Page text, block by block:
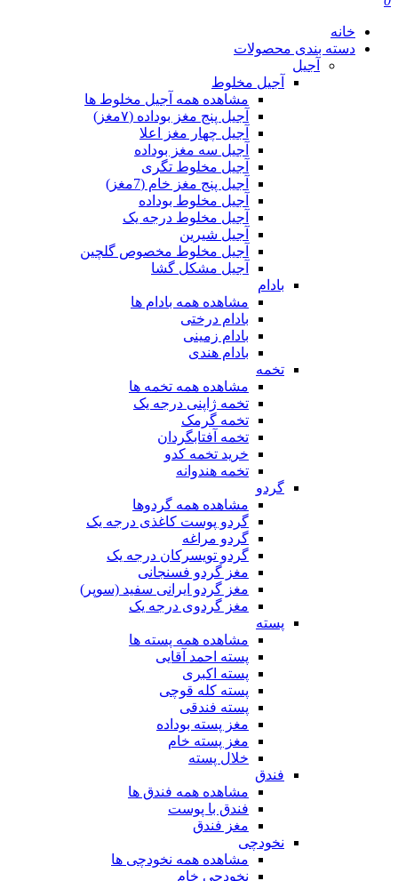
خانه
دسته بندی محصولات
آجیل
آجیل مخلوط
مشاهده همه آجیل مخلوط ها
آجیل پنج مغز بوداده (۷مغز)
آجیل چهار مغز اعلا
آجیل سه مغز بوداده
آجیل مخلوط تگری
آجیل پنج مغز خام (7مغز)
آجیل مخلوط بوداده
آجیل مخلوط درجه یک
آجیل شیرین
آجیل مخلوط مخصوص گلچین
آجیل مشکل گشا
بادام
مشاهده همه بادام ها
بادام درختی
بادام زمینی
بادام هندی
تخمه
مشاهده همه تخمه ها
تخمه ژاپنی درجه یک
تخمه گرمک
تخمه آفتابگردان
خرید تخمه کدو
تخمه هندوانه
گردو
مشاهده همه گردوها
گردو پوست کاغذی درجه یک
گردو مراغه
گردو تویسرکان درجه یک
مغز گردو فسنجانی
مغز گردو ایرانی سفید (سوپر)
مغز گردوی درجه یک
پسته
مشاهده همه پسته ها
پسته احمد آقایی
پسته اکبری
پسته کله قوچی
پسته فندقی
مغز پسته بوداده
مغز پسته خام
خلال پسته
فندق
مشاهده همه فندق ها
فندق با پوست
مغز فندق
نخودچی
مشاهده همه نخودچی ها
نخودچی خام